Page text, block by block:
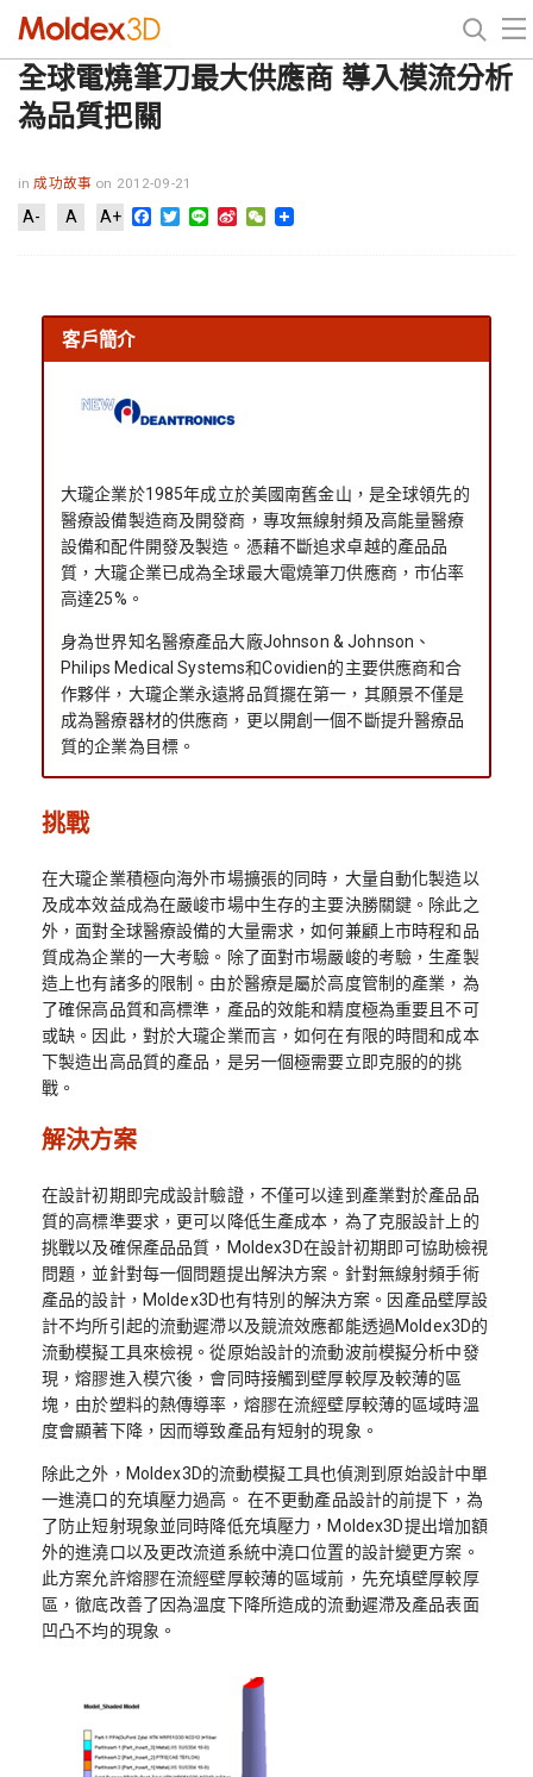
全球電燒筆刀最大供應商 導入模流分析
為品質把關
in成功故事 on 2012-09-21
A- A A+ Facebook
Twitter
Line Sina WeChat
客戶簡介
大瓏企業於1985年成立於美國南舊金山，是全球領先的
醫療設備製造商及開發商，專攻無線射頻及高能量醫療
設備和配件開發及製造。憑藉不斷追求卓越的產品品
質，大瓏企業已成為全球最大電燒筆刀供應商，市佔率
高達25%。
身為世界知名醫療產品大廠Johnson & Johnson、
Philips Medical Systems和Covidien的主要供應商和合
作夥伴，大瓏企業永遠將品質擺在第一，其願景不僅是
成為醫療器材的供應商，更以開創一個不斷提升醫療品
質的企業為目標。
挑戰
在大瓏企業積極向海外市場擴張的同時，大量自動化製造以
及成本效益成為在嚴峻市場中生存的主要決勝關鍵。除此之
外，面對全球醫療設備的大量需求，如何兼顧上市時程和品
質成為企業的一大考驗。除了面對市場嚴峻的考驗，生產製
造上也有諸多的限制。由於醫療是屬於高度管制的產業，為
了確保高品質和高標準，產品的效能和精度極為重要且不可
或缺。因此，對於大瓏企業而言，如何在有限的時間和成本
下製造出高品質的產品，是另一個極需要立即克服的的挑
戰。
解決方案
在設計初期即完成設計驗證，不僅可以達到產業對於產品品
質的高標準要求，更可以降低生產成本，為了克服設計上的
挑戰以及確保產品品質，Moldex3D在設計初期即可協助檢視
問題，並針對每一個問題提出解決方案。針對無線射頻手術
產品的設計，Moldex3D也有特別的解決方案。因產品壁厚設
計不均所引起的流動遲滯以及競流效應都能透過Moldex3D的
流動模擬工具來檢視。從原始設計的流動波前模擬分析中發
現，熔膠進入模穴後，會同時接觸到壁厚較厚及較薄的區
塊，由於塑料的熱傳導率，熔膠在流經壁厚較薄的區域時溫
度會顯著下降，因而導致產品有短射的現象。
除此之外，Moldex3D的流動模擬工具也偵測到原始設計中單
一進澆口的充填壓力過高。 在不更動產品設計的前提下，為
了防止短射現象並同時降低充填壓力，Moldex3D提出增加額
外的進澆口以及更改流道系統中澆口位置的設計變更方案。
此方案允許熔膠在流經壁厚較薄的區域前，先充填壁厚較厚
區，徹底改善了因為溫度下降所造成的流動遲滯及產品表面
凹凸不均的現象。